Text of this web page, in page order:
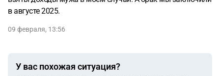
в августе 2025.
09 февраля, 13:56
У вас похожая ситуация?